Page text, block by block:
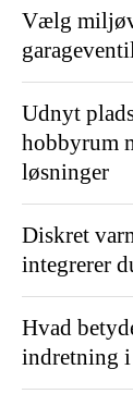
Vælg
Udnyt
hobbyrum
løsninger
Diskret
integrerer
Hvad
indretning